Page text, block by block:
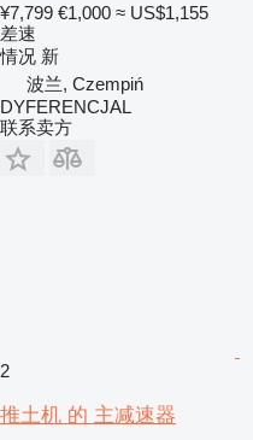
¥7,799 €1,000 ≈ US$1,155
差速
情况 新
波兰, Czempiń
DYFERENCJAL
联系卖方
2
推土机 的 主减速器